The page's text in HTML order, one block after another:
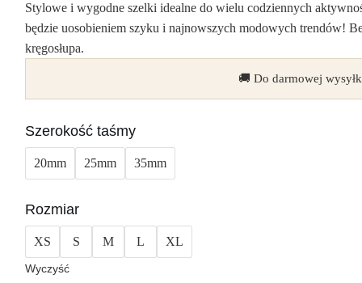
Stylowe i wygodne szelki idealne do wielu codziennych
będzie uosobieniem szyku i najnowszych modowych trendów!
kręgosłupa.
🚚 Do darmowej
Szerokość taśmy
20mm 25mm 35mm
Rozmiar
XS S M L XL
Wyczyść